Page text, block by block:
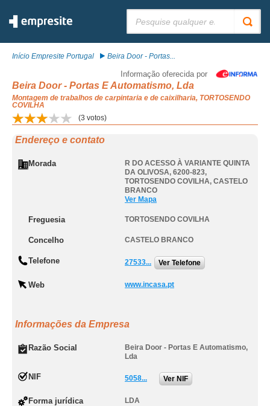
Início Empresite Portugal Beira Door - Portas...
Informação oferecida por
Beira Door - Portas E Automatismo, Lda
Montagem de trabalhos de carpintaria e de caixilharia, TORTOSENDO
COVILHA
(3 votos)
Endereço e contato
Morada
R DO ACESSO À VARIANTE QUINTA
DA OLIVOSA, 6200-823,
TORTOSENDO COVILHA, CASTELO
BRANCO
Ver Mapa
Freguesia TORTOSENDO COVILHA
Concelho CASTELO BRANCO
Telefone 27533... Ver Telefone
Web www.incasa.pt
Informações da Empresa
Razão Social
Beira Door - Portas E Automatismo,
Lda
NIF 5058... Ver NIF
Forma jurídica LDA